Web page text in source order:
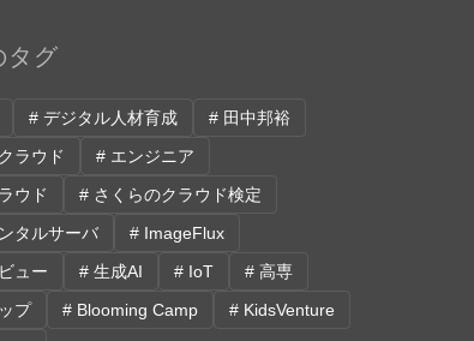
タグ
# デジタル人材育成
# 田中邦裕
ラウド
# エンジニア
ウド
# さくらのクラウド検定
タルサーバ
# ImageFlux
ュー
# 生成AI # IoT
# 高専
プ
# Blooming Camp
# KidsVenture